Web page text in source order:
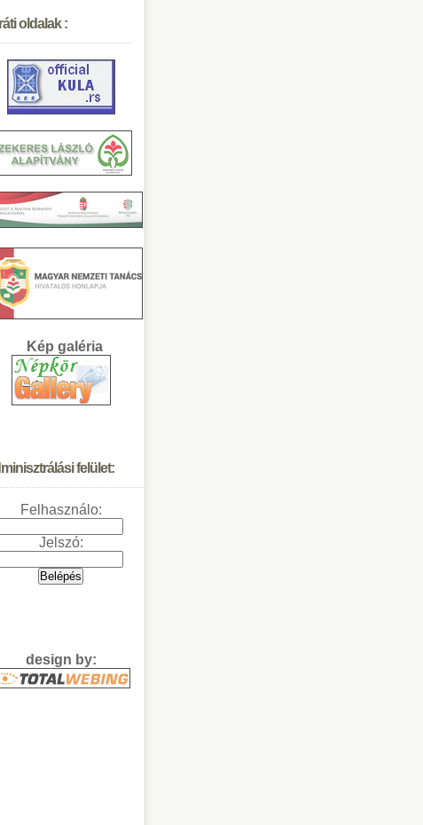
ÃllÃ¡sbÃ¶rze a NÃ©p...
XII. PetÅ‘fi SÃ¡ndor...
1848-as forradalom
LakossÃ¡gi fÃ³rum
Katalin bÃ¡l
"VÃ¡sÃ¡ri komÃ©diÃ¡k...
Magyar SzÃ³ Ã‰lÅ‘Ãºj...
150 Ã©ves a kÃºlai N...
oldalak :
Kép galéria
felület:
Felhasználo:
Jelszó:
design by: